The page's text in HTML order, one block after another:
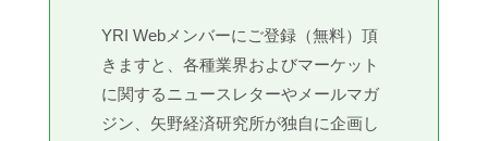
YRI Webメンバーにご登録（無料）頂
きますと、各種業界およびマーケット
に関するニュースレターやメールマガ
ジン、矢野経済研究所が独自に企画し